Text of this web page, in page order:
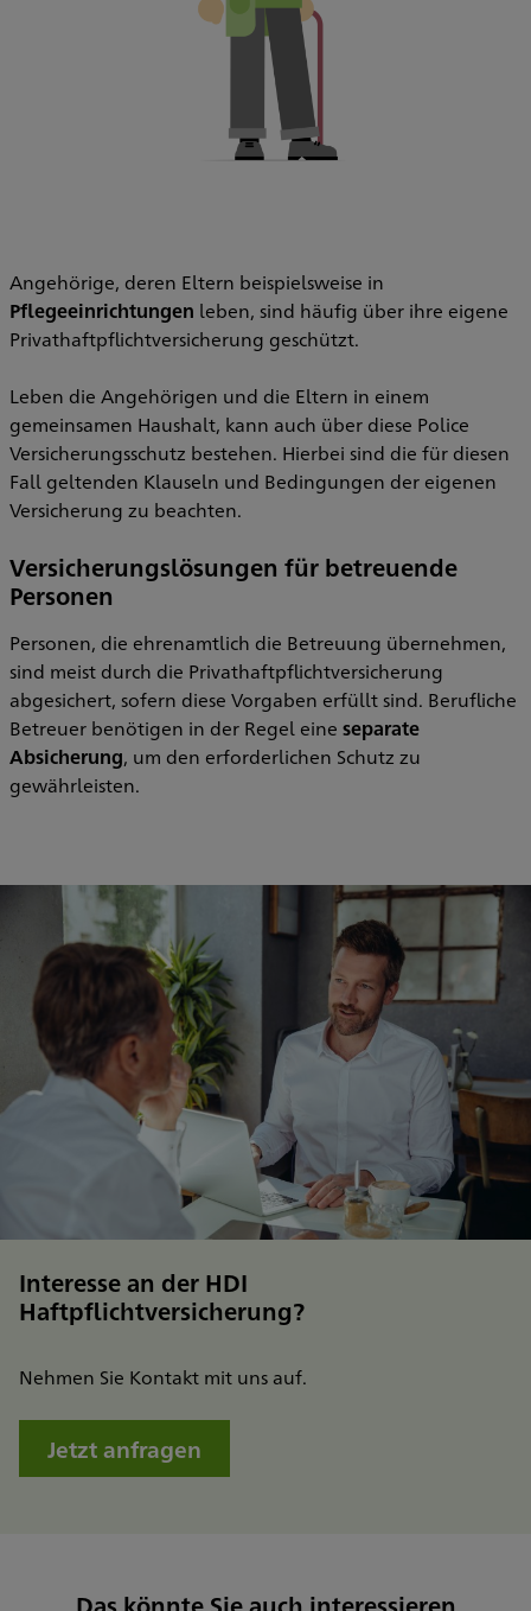
Angehörige, deren Eltern beispielsweise in
Pflegeeinrichtungen leben, sind häufig über ihre eigene
Privathaftpflichtversicherung geschützt.
Leben die Angehörigen und die Eltern in einem
gemeinsamen Haushalt, kann auch über diese Police
Versicherungsschutz bestehen. Hierbei sind die für diesen
Fall geltenden Klauseln und Bedingungen der eigenen
Versicherung zu beachten.
Versicherungslösungen für betreuende
Personen
Personen, die ehrenamtlich die Betreuung übernehmen,
sind meist durch die Privathaftpflichtversicherung
abgesichert, sofern diese Vorgaben erfüllt sind. Berufliche
Betreuer benötigen in der Regel eine separate
Absicherung, um den erforderlichen Schutz zu
gewährleisten.
Interesse an der HDI
Haftpflichtversicherung?
Nehmen Sie Kontakt mit uns auf.
Jetzt anfragen
Das könnte Sie auch interessieren